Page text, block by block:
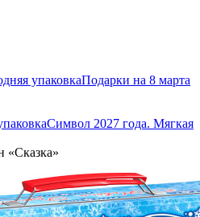
упаковкаПодарки на 8 марта
Символ 2027 года. Мягкая
«Сказка»